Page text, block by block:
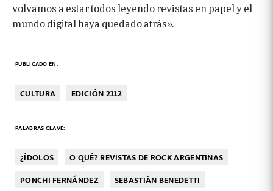
volvamos a estar todos leyendo revistas en papel y el
mundo digital haya quedado atrás».
PUBLICADO EN:
CULTURA EDICIÓN 2112
PALABRAS CLAVE:
¿ÍDOLOS
O QUÉ? REVISTAS DE ROCK ARGENTINAS
PONCHI FERNÁNDEZ
SEBASTIÁN BENEDETTI